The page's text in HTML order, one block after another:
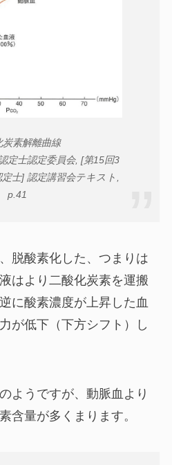
炭素解離曲線
定士認定委員会, [第15回3
士] 認定講習会テキスト,
p.41
脱酸素化した、つまりは
はより二酸化炭素を運搬
に酸素濃度が上昇した血
が低下（下方シフト）し
ようですが、動脈血より
含量が多くまります。